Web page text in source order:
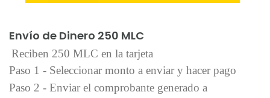
Envío de Dinero 250 MLC
Reciben 250 MLC en la tarjeta
Paso 1 - Seleccionar monto a enviar y hacer pago
Paso 2 - Enviar el comprobante generado a